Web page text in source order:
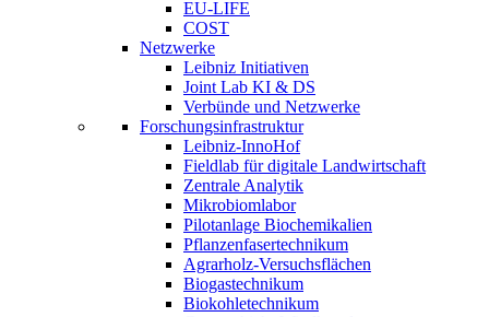
EU-LIFE
COST
Netzwerke
Leibniz Initiativen
Joint Lab KI & DS
Verbünde und Netzwerke
Forschungsinfrastruktur
Leibniz-InnoHof
Fieldlab für digitale Landwirtschaft
Zentrale Analytik
Mikrobiomlabor
Pilotanlage Biochemikalien
Pflanzenfasertechnikum
Agrarholz-Versuchsflächen
Biogastechnikum
Biokohletechnikum